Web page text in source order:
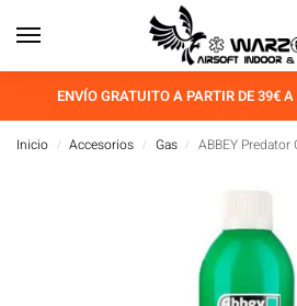
ENVÍO GRATUITO A PARTIR DE 39€
Inicio / Accesorios / Gas / ABBEY